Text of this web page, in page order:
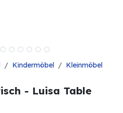
Kindermöbel
Kleinmöbel
- Luisa Table